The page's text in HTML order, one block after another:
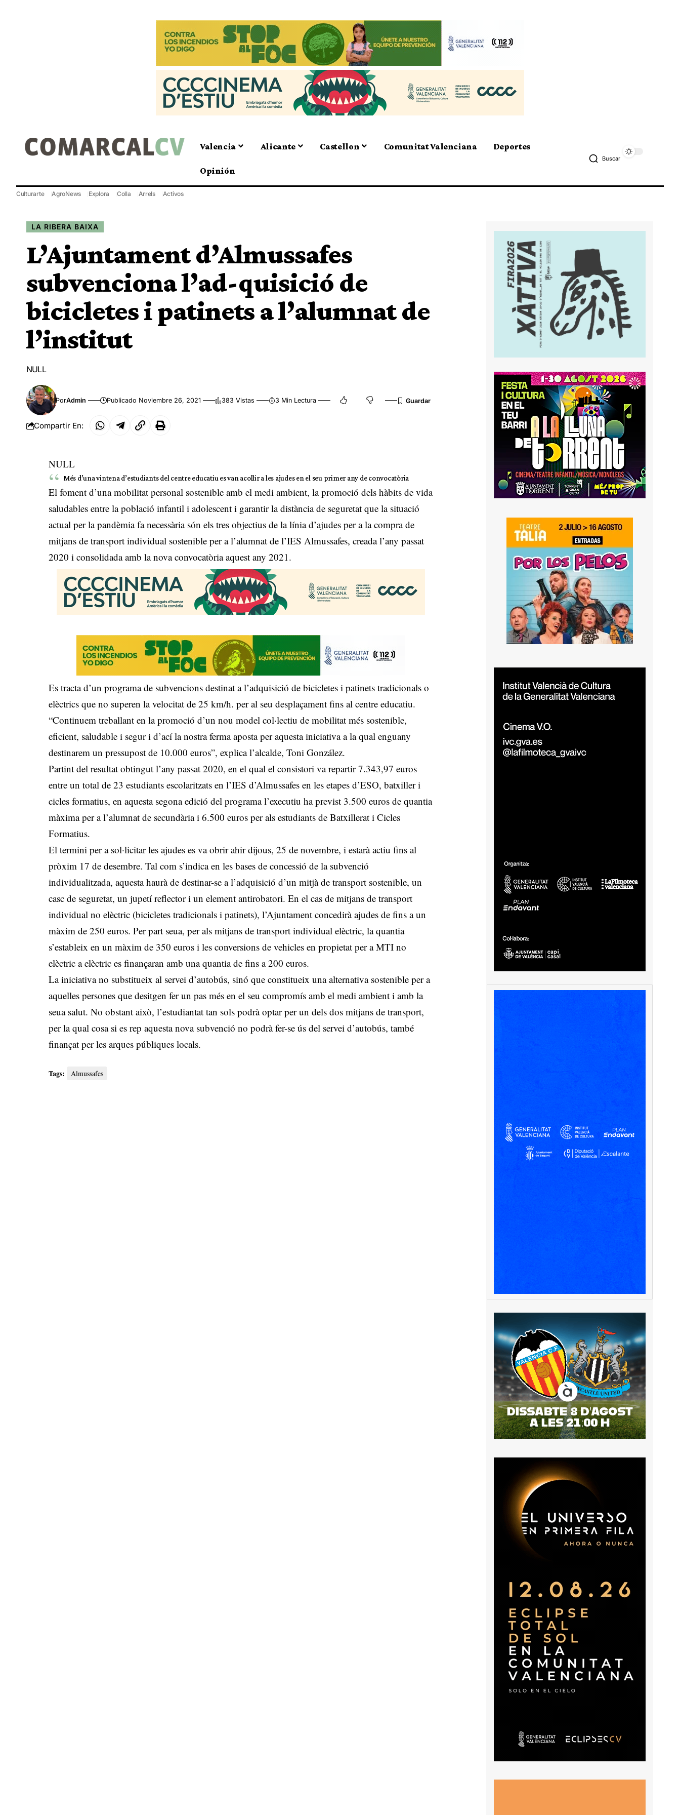
Valencia Alicante Castellon Comunitat Valenciana Deportes
Opinión
Buscar
Culturarte AgroNews Explora Colla Arrels Activos
LA RIBERA BAIXA
L’Ajuntament d’Almussafes
subvenciona l’ad-quisició de
bicicletes i patinets a l’alumnat de
l’institut
NULL
PorAdmin Publicado Noviembre 26, 2021 383 Vistas 3 Min Lectura
Compartir En:
NULL
Més d’una vintena d’estudiants del centre educatiu es van acollir a les ajudes en el seu primer any de convocatòria
El foment d’una mobilitat personal sostenible amb el medi ambient, la promoció dels hàbits de vida
saludables entre la població infantil i adolescent i garantir la distància de seguretat que la situació
actual per la pandèmia fa necessària són els tres objectius de la línia d’ajudes per a la compra de
mitjans de transport individual sostenible per a l’alumnat de l’IES Almussafes, creada l’any passat
2020 i consolidada amb la nova convocatòria aquest any 2021.
Es tracta d’un programa de subvencions destinat a l’adquisició de bicicletes i patinets tradicionals o
elèctrics que no superen la velocitat de 25 km/h. per al seu desplaçament fins al centre educatiu.
“Continuem treballant en la promoció d’un nou model col·lectiu de mobilitat més sostenible,
eficient, saludable i segur i d’ací la nostra ferma aposta per aquesta iniciativa a la qual enguany
destinarem un pressupost de 10.000 euros”, explica l’alcalde, Toni González.
Partint del resultat obtingut l’any passat 2020, en el qual el consistori va repartir 7.343,97 euros
entre un total de 23 estudiants escolaritzats en l’IES d’Almussafes en les etapes d’ESO, batxiller i
cicles formatius, en aquesta segona edició del programa l’executiu ha previst 3.500 euros de quantia
màxima per a l’alumnat de secundària i 6.500 euros per als estudiants de Batxillerat i Cicles
Formatius.
El termini per a sol·licitar les ajudes es va obrir ahir dijous, 25 de novembre, i estarà actiu fins al
pròxim 17 de desembre. Tal com s’indica en les bases de concessió de la subvenció
individualitzada, aquesta haurà de destinar-se a l’adquisició d’un mitjà de transport sostenible, un
casc de seguretat, un jupetí reflector i un element antirobatori. En el cas de mitjans de transport
individual no elèctric (bicicletes tradicionals i patinets), l’Ajuntament concedirà ajudes de fins a un
màxim de 250 euros. Per part seua, per als mitjans de transport individual elèctric, la quantia
s’estableix en un màxim de 350 euros i les conversions de vehicles en propietat per a MTI no
elèctric a elèctric es finançaran amb una quantia de fins a 200 euros.
La iniciativa no substitueix al servei d’autobús, sinó que constitueix una alternativa sostenible per a
aquelles persones que desitgen fer un pas més en el seu compromís amb el medi ambient i amb la
seua salut. No obstant això, l’estudiantat tan sols podrà optar per un dels dos mitjans de transport,
per la qual cosa si es rep aquesta nova subvenció no podrà fer-se ús del servei d’autobús, també
finançat per les arques públiques locals.
Tags: Almussafes